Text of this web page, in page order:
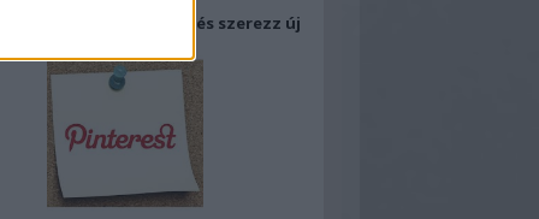
Pinterest oldalamat és szerezz új